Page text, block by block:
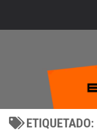
ETIQUETADO: